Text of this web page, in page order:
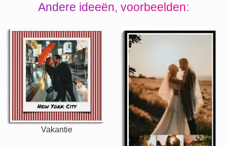
Andere ideeën, voorbeelden:
Vakantie